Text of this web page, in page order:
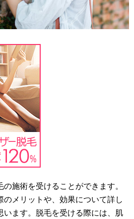
施術を受けることができます。
のメリットや、効果について詳し
います。脱毛を受ける際には、肌